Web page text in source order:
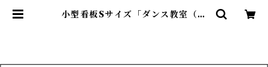
小型看板Sサイズ「ダンス教室（黒